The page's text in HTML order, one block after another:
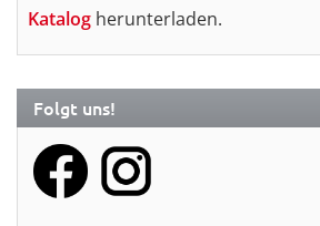
Katalog herunterladen.
Folgt uns!